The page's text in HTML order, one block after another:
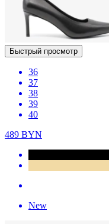
Быстрый просмотр
36
37
38
39
40
489 BYN
New